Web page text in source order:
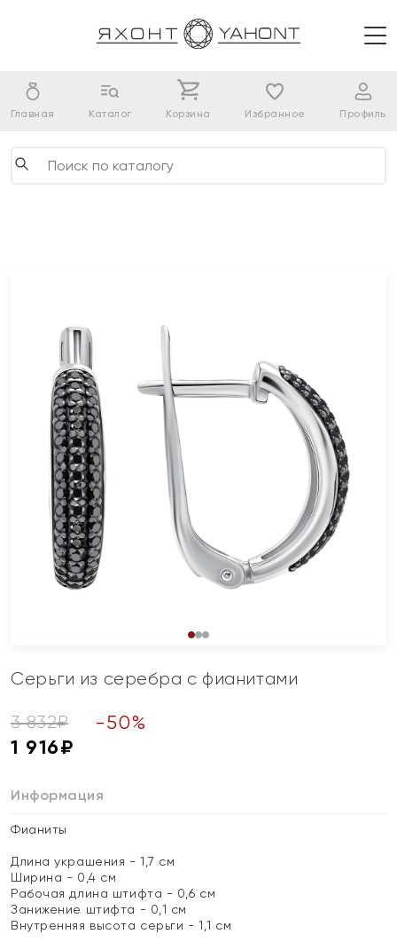
Главная Каталог Корзина Избранное Профиль
Серьги из серебра с фианитами
3 832₽ -50%
1 916₽
Информация
Фианиты
Длина украшения - 1,7 см
Ширина - 0,4 см
Рабочая длина штифта - 0,6 см
Занижение штифта - 0,1 см
Внутренняя высота серьги - 1,1 см